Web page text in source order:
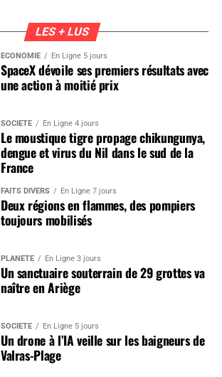
LES + LUS
ÉCONOMIE En Ligne 5 jours
SpaceX dévoile ses premiers résultats avec
une action à moitié prix
SOCIÉTÉ En Ligne 4 jours
Le moustique tigre propage chikungunya,
dengue et virus du Nil dans le sud de la
France
FAITS DIVERS En Ligne 7 jours
Deux régions en flammes, des pompiers
toujours mobilisés
PLANÈTE En Ligne 3 jours
Un sanctuaire souterrain de 29 grottes va
naître en Ariège
SOCIÉTÉ En Ligne 5 jours
Un drone à l’IA veille sur les baigneurs de
Valras-Plage